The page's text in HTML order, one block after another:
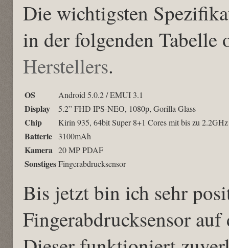
Die wichtigsten
in der folgenden Tabelle
Herstellers.
OS Android 5.0.2 / EMUI 3.1
Display 5.2” FHD IPS-NEO, 1080p, Gorilla Glass
Chip Kirin 935, 64bit Super 8+1 Cores mit bis zu 2.2GHz
Batterie 3100mAh
Kamera 20 MP PDAF
SonstigesFingerabdrucksensor
Bis jetzt bin ich sehr
Fingerabdrucksensor